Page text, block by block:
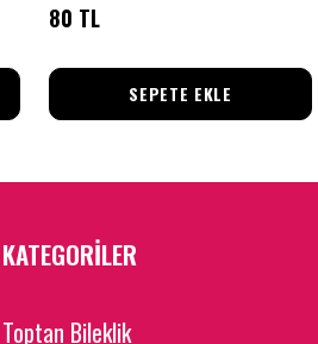
80 TL
SEPETE EKLE
KATEGORİLER
Toptan Bileklik